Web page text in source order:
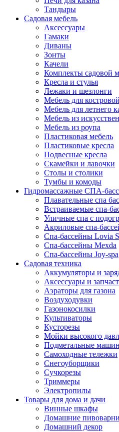
Тандыры
Садовая мебель
Аксессуары
Гамаки
Диваны
Зонты
Качели
Комплекты садовой
Кресла и стулья
Лежаки и шезлонги
Мебель для
Мебель для летнего
Мебель из
Мебель из роупа
Пластиковая мебель
Пластиковые кресла
Подвесные кресла
Скамейки и лавочки
Столы и столики
Тумбы и комоды
Гидромассажные СПА-
Плавательные спа
Встраиваемые спа-
Уличные спа с
Акриловые спа-
Спа-бассейны Lovia
Спа-бассейны Mexda
Спа-бассейны Joy-spa
Садовая техника
Аккумуляторы и
Аксессуары и
Аэраторы для газона
Воздуходувки
Газонокосилки
Культиваторы
Кусторезы
Мойки высокого
Подметальные
Самоходные тележки
Снегоуборщики
Сучкорезы
Триммеры
Электропилы
Товары для дома и дачи
Винные шкафы
Домашние пивоварни
Домашний декор